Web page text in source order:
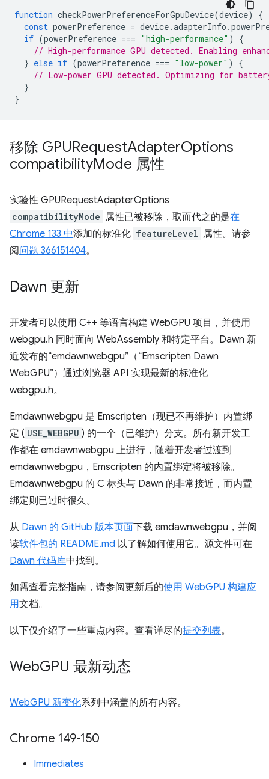
function checkPowerPreferenceForGpuDevice(device)
{
const powerPreference = device.adapterInfo .
if (powerPreference === "high-performance" )
{
// High-performance GPU detected. Enabling
} else if (powerPreference === "low-power" )
{
// Low-power GPU detected. Optimizing for
}
}
移除 GPURequestAdapterOptions
compatibilityMode 属性
实验性 GPURequestAdapterOptions
compatibilityMode 属性已被移除，取而代之的是在
Chrome 133 中添加的标准化 featureLevel 属性。请参
阅问题 366151404。
Dawn 更新
开发者可以使用 C++ 等语言构建 WebGPU 项目，并使用
webgpu.h 同时面向 WebAssembly 和特定平台。Dawn 新
近发布的“emdawnwebgpu”（“Emscripten Dawn
WebGPU”）通过浏览器 API 实现最新的标准化
webgpu.h。
Emdawnwebgpu 是 Emscripten（现已不再维护）内置绑
定 ( USE_WEBGPU ) 的一个（已维护）分支。所有新开发工
作都在 emdawnwebgpu 上进行，随着开发者过渡到
emdawnwebgpu，Emscripten 的内置绑定将被移除。
Emdawnwebgpu 的 C 标头与 Dawn 的非常接近，而内置
绑定则已过时很久。
从 Dawn 的 GitHub 版本页面下载 emdawnwebgpu，并阅
读软件包的 README.md 以了解如何使用它。源文件可在
Dawn 代码库中找到。
如需查看完整指南，请参阅更新后的使用 WebGPU 构建应
用文档。
以下仅介绍了一些重点内容。查看详尽的提交列表。
WebGPU 最新动态
WebGPU 新变化系列中涵盖的所有内容。
Chrome 149-150
Immediates